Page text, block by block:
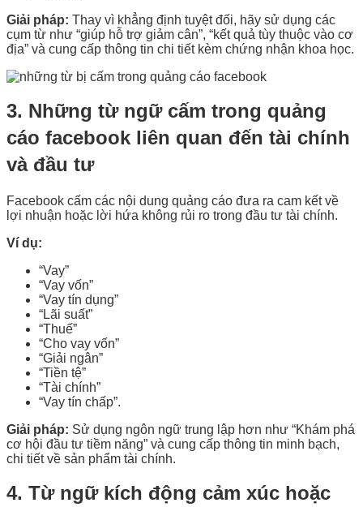
Giải pháp: Thay vì khẳng định tuyệt đối, hãy sử dụng các
cụm từ như “giúp hỗ trợ giảm cân”, “kết quả tùy thuộc vào cơ
địa” và cung cấp thông tin chi tiết kèm chứng nhận khoa học.
3. Những từ ngữ cấm trong quảng
cáo facebook liên quan đến tài chính
và đầu tư
Facebook cấm các nội dung quảng cáo đưa ra cam kết về
lợi nhuận hoặc lời hứa không rủi ro trong đầu tư tài chính.
Ví dụ:
“Vay”
“Vay vốn”
“Vay tín dụng”
“Lãi suất”
“Thuế”
“Cho vay vốn”
“Giải ngân”
“Tiền tệ”
“Tài chính”
“Vay tín chấp”.
Giải pháp: Sử dụng ngôn ngữ trung lập hơn như “Khám phá
cơ hội đầu tư tiềm năng” và cung cấp thông tin minh bạch,
chi tiết về sản phẩm tài chính.
4. Từ ngữ kích động cảm xúc hoặc